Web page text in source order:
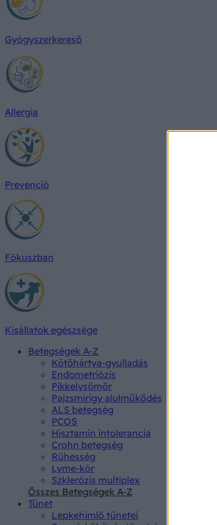
Gyógyszerkereső
Allergia
Prevenció
Fókuszban
Kisállatok egészsége
Betegségek A-Z
Kötőhártya-gyulladás
Endometriózis
Pikkelysömör
Pajzsmirigy alulműködés
ALS betegség
PCOS
Hisztamin intolerancia
Crohn betegség
Rühesség
Lyme-kór
Szklerózis multiplex
Összes Betegségek A-Z
Tünet
Lepkehimlő tünetei